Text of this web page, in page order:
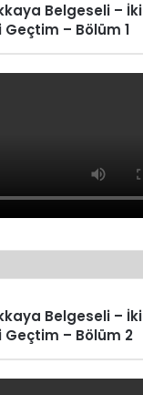
Belgeseli – İki
– Bölüm 1
Belgeseli – İki
Geçtim – Bölüm 2